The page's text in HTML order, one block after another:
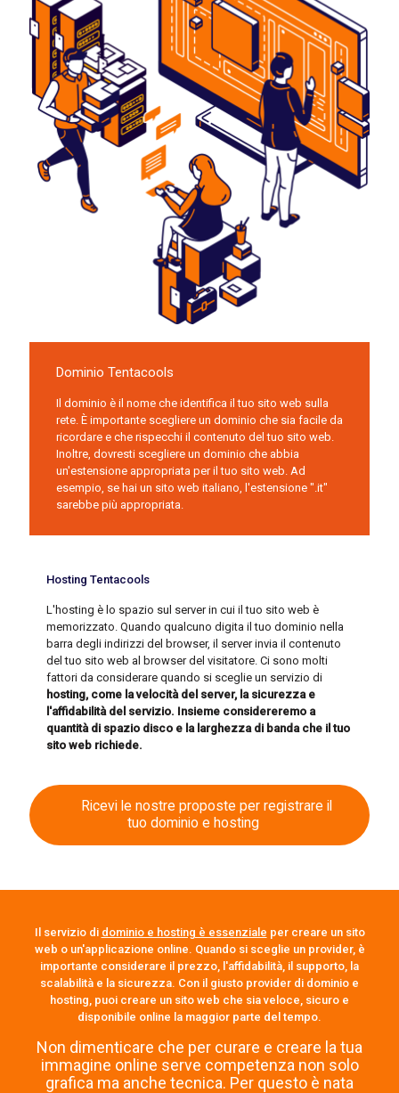
Dominio Tentacools
Il dominio è il nome che identifica il tuo sito web sulla
rete. È importante scegliere un dominio che sia facile da
ricordare e che rispecchi il contenuto del tuo sito web.
Inoltre, dovresti scegliere un dominio che abbia
un'estensione appropriata per il tuo sito web. Ad
esempio, se hai un sito web italiano, l'estensione ".it"
sarebbe più appropriata.
Hosting Tentacools
L'hosting è lo spazio sul server in cui il tuo sito web è
memorizzato. Quando qualcuno digita il tuo dominio nella
barra degli indirizzi del browser, il server invia il contenuto
del tuo sito web al browser del visitatore. Ci sono molti
fattori da considerare quando si sceglie un servizio di
hosting, come la velocità del server, la sicurezza e
l'affidabilità del servizio. Insieme considereremo a
quantità di spazio disco e la larghezza di banda che il tuo
sito web richiede.
Ricevi le nostre proposte per registrare il
tuo dominio e hosting
Il servizio di dominio e hosting è essenziale per creare un sito
web o un'applicazione online. Quando si sceglie un provider, è
importante considerare il prezzo, l'affidabilità, il supporto, la
scalabilità e la sicurezza. Con il giusto provider di dominio e
hosting, puoi creare un sito web che sia veloce, sicuro e
disponibile online la maggior parte del tempo.
Non dimenticare che per curare e creare la tua
immagine online serve competenza non solo
grafica ma anche tecnica. Per questo è nata